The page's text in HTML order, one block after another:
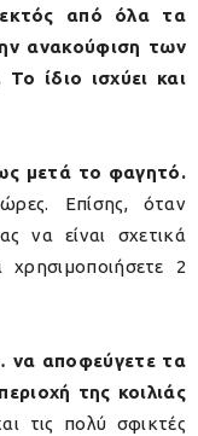
από όλα τα
ανακούφιση των
ίδιο ισχύει και
μετά το φαγητό.
Επίσης, όταν
να είναι σχετικά
χρησιμοποιήσετε 2
να αποφεύγετε τα
της κοιλιάς
τις πολύ σφικτές